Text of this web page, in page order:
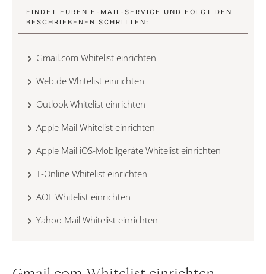
FINDET EUREN E-MAIL-SERVICE UND FOLGT DEN
BESCHRIEBENEN SCHRITTEN:
Gmail.com Whitelist einrichten
Web.de Whitelist einrichten
Outlook Whitelist einrichten
Apple Mail Whitelist einrichten
Apple Mail iOS-Mobilgeräte Whitelist einrichten
T-Online Whitelist einrichten
AOL Whitelist einrichten
Yahoo Mail Whitelist einrichten